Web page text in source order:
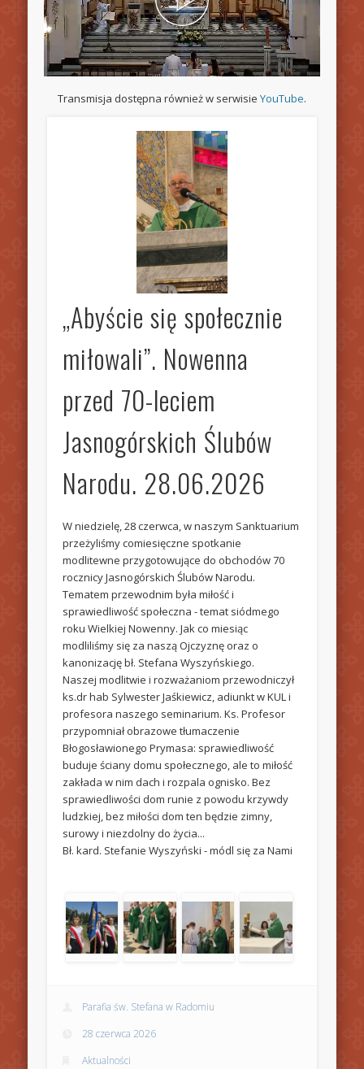
Transmisja dostępna również w serwisie YouTube.
„Abyście się społecznie
miłowali”. Nowenna
przed 70-leciem
Jasnogórskich Ślubów
Narodu. 28.06.2026
W niedzielę, 28 czerwca, w naszym Sanktuarium
przeżyliśmy comiesięczne spotkanie
modlitewne przygotowujące do obchodów 70
rocznicy Jasnogórskich Ślubów Narodu.
Tematem przewodnim była miłość i
sprawiedliwość społeczna - temat siódmego
roku Wielkiej Nowenny. Jak co miesiąc
modliliśmy się za naszą Ojczyznę oraz o
kanonizację bł. Stefana Wyszyńskiego.
Naszej modlitwie i rozważaniom przewodniczył
ks.dr hab Sylwester Jaśkiewicz, adiunkt w KUL i
profesora naszego seminarium. Ks. Profesor
przypomniał obrazowe tłumaczenie
Błogosławionego Prymasa: sprawiedliwość
buduje ściany domu społecznego, ale to miłość
zakłada w nim dach i rozpala ognisko. Bez
sprawiedliwości dom runie z powodu krzywdy
ludzkiej, bez miłości dom ten będzie zimny,
surowy i niezdolny do życia...
Bł. kard. Stefanie Wyszyński - módl się za Nami
Parafia św. Stefana w Radomiu
28 czerwca 2026
Aktualności